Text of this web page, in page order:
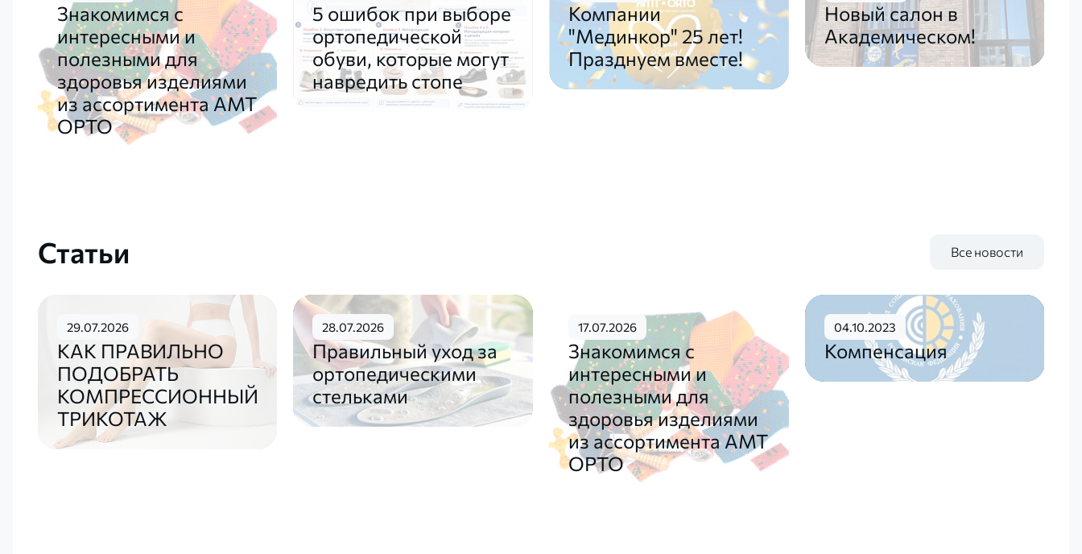
Знакомимся с
интересными и
полезными для
здоровья изделиями
из ассортимента АМТ
ОРТО
5 ошибок при выборе
ортопедической
обуви, которые могут
навредить стопе
Компании
"Мединкор" 25 лет!
Празднуем вместе!
Новый салон в
Академическом!
Статьи Все новости
29.07.2026
КАК ПРАВИЛЬНО
ПОДОБРАТЬ
КОМПРЕССИОННЫЙ
ТРИКОТАЖ
28.07.2026
Правильный уход за
ортопедическими
стельками
17.07.2026
Знакомимся с
интересными и
полезными для
здоровья изделиями
из ассортимента АМТ
ОРТО
04.10.2023
Компенсация